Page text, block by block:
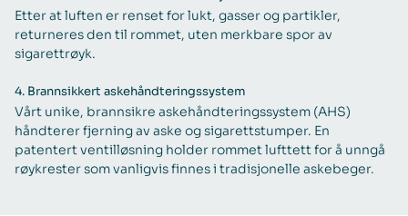
Etter at luften er renset for lukt, gasser og partikler,
returneres den til rommet, uten merkbare spor av
sigarettrøyk.
4. Brannsikkert askehåndteringssystem
Vårt unike, brannsikre askehåndteringssystem (AHS)
håndterer fjerning av aske og sigarettstumper. En
patentert ventilløsning holder rommet lufttett for å unngå
røykrester som vanligvis finnes i tradisjonelle askebeger.